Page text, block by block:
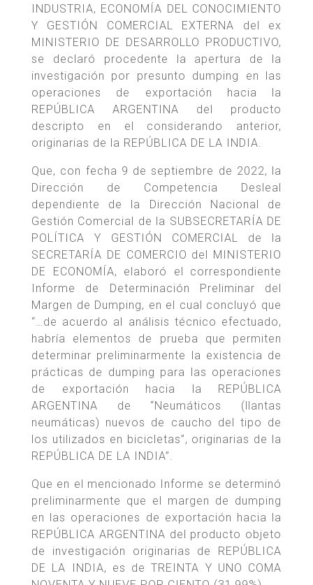
INDUSTRIA, ECONOMÍA DEL CONOCIMIENTO
Y GESTIÓN COMERCIAL EXTERNA del ex
MINISTERIO DE DESARROLLO PRODUCTIVO,
se declaró procedente la apertura de la
investigación por presunto dumping en las
operaciones de exportación hacia la
REPÚBLICA ARGENTINA del producto
descripto en el considerando anterior,
originarias de la REPÚBLICA DE LA INDIA.
Que, con fecha 9 de septiembre de 2022, la
Dirección de Competencia Desleal
dependiente de la Dirección Nacional de
Gestión Comercial de la SUBSECRETARÍA DE
POLÍTICA Y GESTIÓN COMERCIAL de la
SECRETARÍA DE COMERCIO del MINISTERIO
DE ECONOMÍA, elaboró el correspondiente
Informe de Determinación Preliminar del
Margen de Dumping, en el cual concluyó que
“…de acuerdo al análisis técnico efectuado,
habría elementos de prueba que permiten
determinar preliminarmente la existencia de
prácticas de dumping para las operaciones
de exportación hacia la REPÚBLICA
ARGENTINA de “Neumáticos (llantas
neumáticas) nuevos de caucho del tipo de
los utilizados en bicicletas”, originarias de la
REPÚBLICA DE LA INDIA”.
Que en el mencionado Informe se determinó
preliminarmente que el margen de dumping
en las operaciones de exportación hacia la
REPÚBLICA ARGENTINA del producto objeto
de investigación originarias de REPÚBLICA
DE LA INDIA, es de TREINTA Y UNO COMA